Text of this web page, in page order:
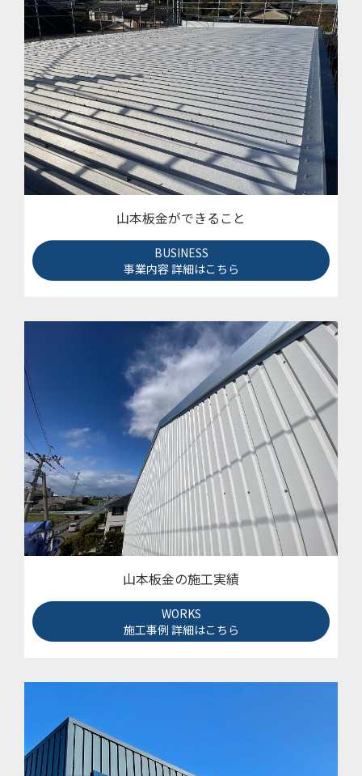
山本板金ができること
BUSINESS
事業内容 詳細はこちら
山本板金の施工実績
WORKS
施工事例 詳細はこちら